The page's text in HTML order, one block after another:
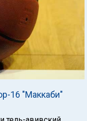
16 "Маккаби"